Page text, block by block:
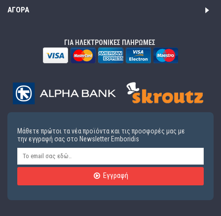
ΑΓΟΡΆ
ΓΙΑ ΗΛΕΚΤΡΟΝΙΚΕΣ ΠΛΗΡΩΜΕΣ
Μάθετε πρώτοι τα νέα προϊόντα και τις προσφορές μας με
την εγγραφή σας στο Newsletter Emboridis
Εγγραφή